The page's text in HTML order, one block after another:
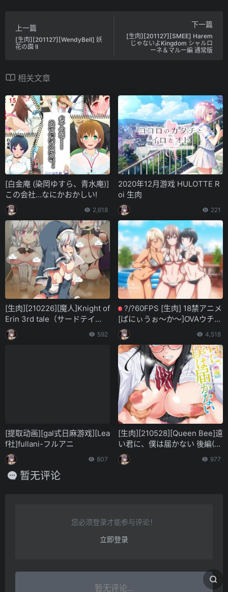
上一篇
[生肉][201127][WendyBell] 妖
花の園 II
下一篇
[生肉][201127][SMEE] Harem
じゃないよKingdom シャルロ
ーネ＆マルー編 通常版
相关文章
[白金庵 (染岡ゆすら、青水庵)]
この会社…なにかおかしい!
2,618
2020年12月游戏 HULOTTE R
oi 生肉
221
[生肉][210226][魔人]Knight of
Erin 3rd tale（サードテイ
ル） ナースとシスターのダブ
ル癒し。迷える子羊たちの連
592
T
?/?60FPS [生肉] 18禁アニメ
[ばにぃうぉ～か～]OVAウチの
弟マジでデカイんだけど見に
こない＃１~2 ~(BD 1744×98
0×328 AAC)-COLLECTION~[
已补档/典藏版 ]
4,518
[提取动画][gal式日麻游戏][Lea
f社]fullani-フルアニ
807
[生肉][210528][Queen Bee]遠
い君に、僕は届かない 後編(4
80P)
977
暂无评论
您必须登录才能参与评论！
立即登录
暂无评论...